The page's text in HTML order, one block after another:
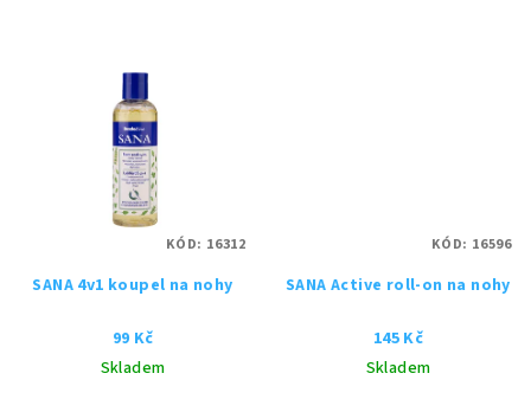
SANA 4v1 koupel na nohy
99 Kč
Skladem
KÓD: 16312
SANA Active roll-on na nohy
145 Kč
Skladem
KÓD: 16596